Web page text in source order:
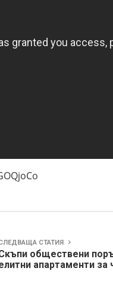
СТАТИЯ
обществени
апартаменти за